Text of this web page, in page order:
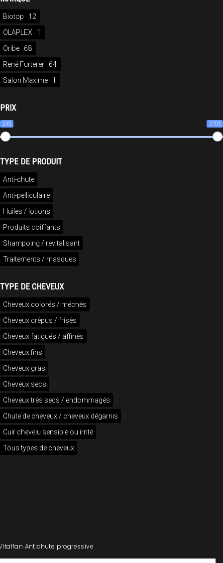
Biotop
12
OLAPLEX
1
Oribe
68
René Furterer
64
Salon Maxime
1
PRIX
23$ 270$
TYPE DE PRODUIT
Anti-chute
Anti-pelliculaire
Huiles / lotions
Produits coiffants
Shampoing / revitalisant
Traitements / masques
TYPE DE CHEVEUX
Cheveux colorés / méchés
Cheveux crépus / frisés
Cheveux fatigués / affinés
Cheveux fins
Cheveux gras
Cheveux secs
Cheveux très secs / endommagés
Chute de cheveux / cheveux dégarnis
Cuir chevelu sensible ou irrité
Tous types de cheveux
Antichute progressive